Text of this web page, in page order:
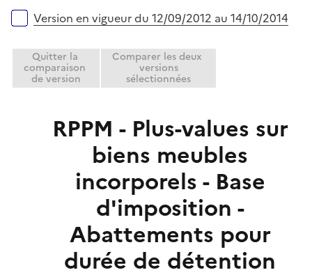
Version en vigueur du 12/09/2012 au 14/10/2014
Quitter la
comparaison
de version
Comparer les deux
versions
sélectionnées
RPPM - Plus-values sur
biens meubles
incorporels - Base
d'imposition -
Abattements pour
durée de détention